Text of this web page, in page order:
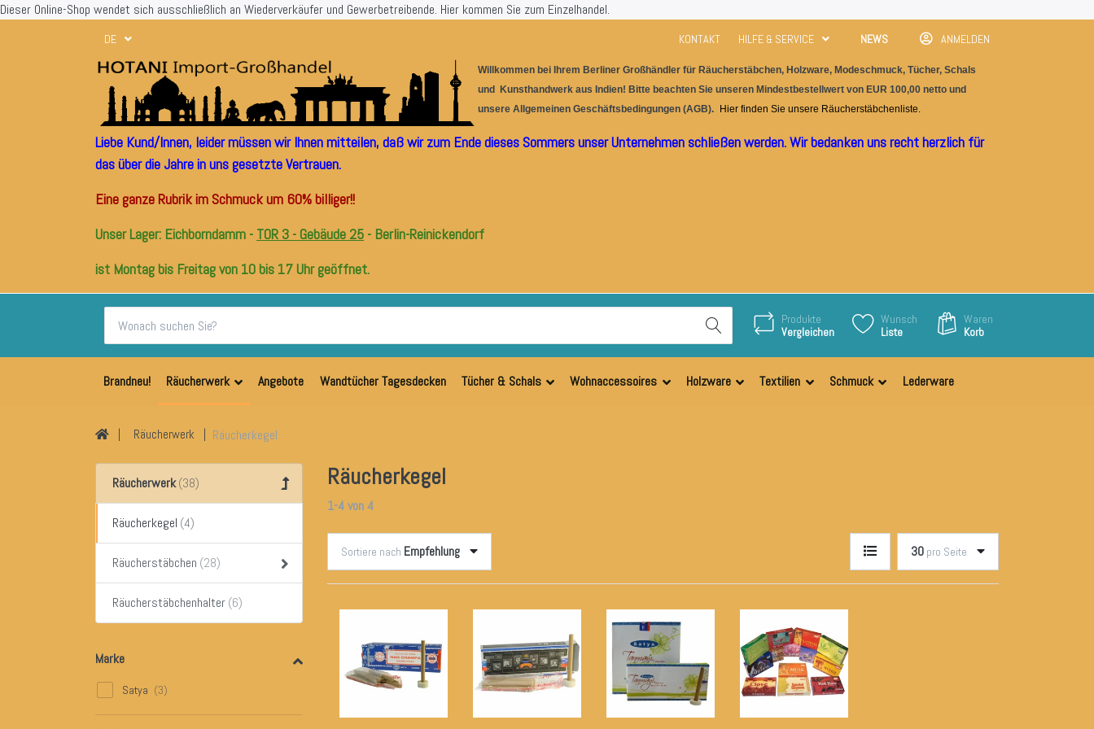
Dieser Online-Shop wendet sich ausschließlich an Wiederverkäufer und Gewerbetreibende. Hier kommen Sie zum Einzelhandel.
DE KONTAKT HILFE & SERVICE NEWS ANMELDEN
Willkommen bei Ihrem Berliner Großhändler für Räucherstäbchen, Holzware, Modeschmuck, Tücher, Schals
und Kunsthandwerk aus I ndien! Bitte beachten Sie unseren Mindestbestellwert von EUR 100,00 netto und
unsere Allgemeinen Geschäftsbedingungen (AGB). Hier finden Sie unsere Räucherstäbchenliste.
Liebe Kund/Innen, leider müssen wir Ihnen mitteilen, daß wir zum Ende dieses Sommers unser Unternehmen schließen werden. Wir bedanken uns recht herzlich für
das über die Jahre in uns gesetzte Vertrauen.
Eine ganze Rubrik im Schmuck um 60% billiger!!
Unser Lager: Eichborndamm - TOR 3 - Gebäude 25 - Berlin-Reinickendorf
ist Montag bis Freitag von 10 bis 17 Uhr geöffnet.
Produkte
Vergleichen
Wunsch
Liste
Waren
Korb
Brandneu! Räucherwerk Angebote Wandtücher Tagesdecken Tücher & Schals Wohnaccessoires Holzware Textilien Schmuck Lederware
Räucherwerk Räucherkegel
Räucherwerk
Räucherkegel
Räucherstäbchen
Räucherstäbchenhalter
Marke
Satya
Räucherkegel
1-4von4
Sortiere nach Empfehlung 30 pro Seite